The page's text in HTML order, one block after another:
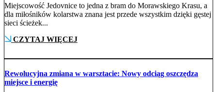
Miejscowość Jedovnice to jedna z bram do Morawskiego Krasu, a
dla miłośników kolarstwa znana jest przede wszystkim dzięki gęstej
sieci ścieżek...
CZYTAJ WIĘCEJ
Rewolucyjna zmiana w warsztacie: Nowy odciąg oszczędza
miejsce i energię